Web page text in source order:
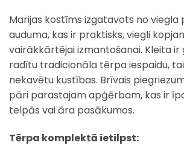
Marijas kostīms izgatavots no viegla
auduma, kas ir praktisks, viegli
vairākkārtējai izmantošanai. Kleita ir
radītu tradicionāla tērpa iespaidu,
nekavētu kustības. Brīvais
pāri parastajam apģērbam, kas ir
telpās vai āra pasākumos.
Tērpa komplektā ietilpst: